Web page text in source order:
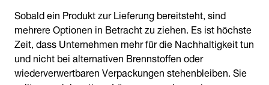
Sobald ein Produkt zur Lieferung bereitsteht, sind
mehrere Optionen in Betracht zu ziehen. Es ist höchste
Zeit, dass Unternehmen mehr für die Nachhaltigkeit tun
und nicht bei alternativen Brennstoffen oder
wiederverwertbaren Verpackungen stehenbleiben. Sie